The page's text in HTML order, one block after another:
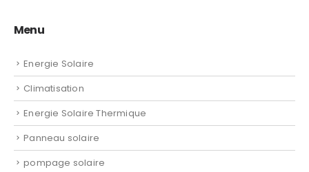
© EXPERT GROUPE. 2023. Tous droits réservés
Select at least 2 products
to compare